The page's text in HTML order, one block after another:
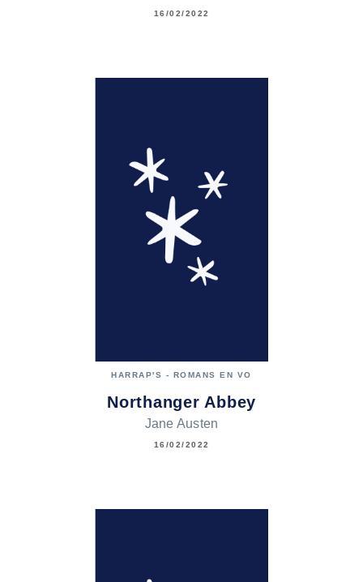
16/02/2022
HARRAP'S - ROMANS EN VO
Northanger Abbey
Jane Austen
16/02/2022